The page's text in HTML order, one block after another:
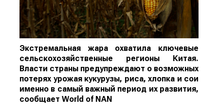
Экстремальная жара охватила ключевые
сельскохозяйственные регионы Китая.
Власти страны предупреждают о возможных
потерях урожая кукурузы, риса, хлопка и сои
именно в самый важный период их развития,
сообщает World of NAN